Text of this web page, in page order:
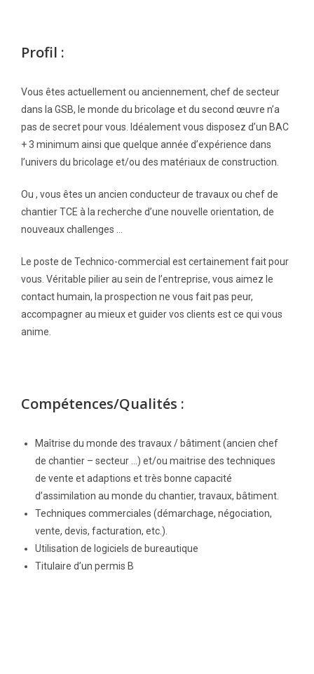
Profil :
Vous êtes actuellement ou anciennement, chef de secteur
dans la GSB, le monde du bricolage et du second œuvre n’a
pas de secret pour vous. Idéalement vous disposez d’un BAC
+ 3 minimum ainsi que quelque année d’expérience dans
l’univers du bricolage et/ou des matériaux de construction.
Ou , vous êtes un ancien conducteur de travaux ou chef de
chantier TCE à la recherche d’une nouvelle orientation, de
nouveaux challenges …
Le poste de Technico-commercial est certainement fait pour
vous. Véritable pilier au sein de l’entreprise, vous aimez le
contact humain, la prospection ne vous fait pas peur,
accompagner au mieux et guider vos clients est ce qui vous
anime.
Compétences/Qualités :
Maîtrise du monde des travaux / bâtiment (ancien chef
de chantier – secteur …) et/ou maitrise des techniques
de vente et adaptions et très bonne capacité
d’assimilation au monde du chantier, travaux, bâtiment.
Techniques commerciales (démarchage, négociation,
vente, devis, facturation, etc.).
Utilisation de logiciels de bureautique
Titulaire d’un permis B